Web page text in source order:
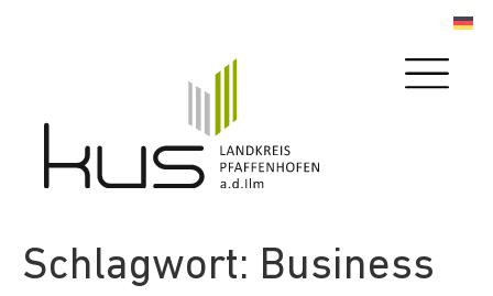
Schlagwort: Business